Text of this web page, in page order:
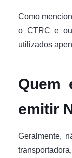
Como
o CTRC e
utilizados
Quem
emitir
Geralmente,